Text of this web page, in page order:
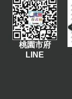
桃園市府
LINE